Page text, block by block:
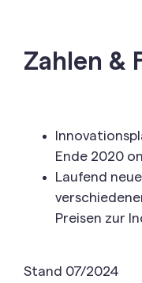
Zahlen &
Ende 2020
Laufend
Preisen zur
Stand 07/2024